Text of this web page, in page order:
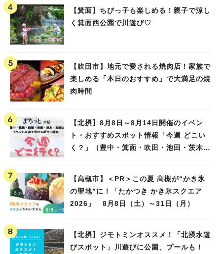
【箕面】ちびっ子も楽しめる！親子で涼し
く箕面西公園で川遊び♡
【吹田市】地元で愛される焼肉店！家族で
楽しめる「本日のおすすめ」で大満足の焼
肉時間
【北摂】8月8日～8月14日開催のイベン
ト・おすすめスポット情報「今週 どこい
く？」（豊中・箕面・吹田・池田・茨木・
【高槻市】＜PR＞この夏 高槻が“かき氷
の聖地”に！「たかつき かき氷スクエア
2026」 8月8日（土）～31日（月）
【北摂】ジモトミンオススメ！「北摂水遊
びスポット」川遊びに公園、プールも！